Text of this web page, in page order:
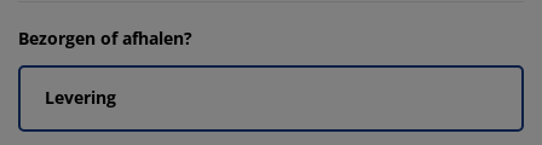
Bezorgen of afhalen?
Levering